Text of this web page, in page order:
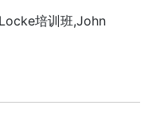
培训班,John